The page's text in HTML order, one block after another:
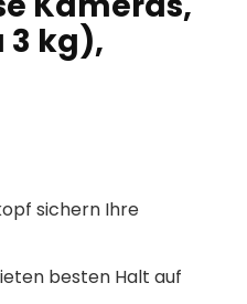
3 kg),
sichern Ihre
besten Halt auf